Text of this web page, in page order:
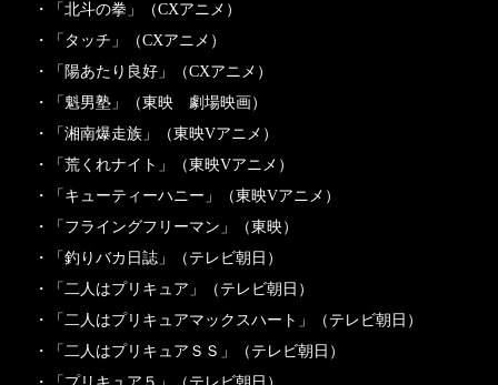
・「北斗の拳」（CXアニメ）
・「タッチ」（CXアニメ）
・「陽あたり良好」（CXアニメ）
・「魁男塾」（東映 劇場映画）
・「湘南爆走族」（東映Vアニメ）
・「荒くれナイト」（東映Vアニメ）
・「キューティーハニー」（東映Vアニメ）
・「フライングフリーマン」（東映）
・「釣りバカ日誌」（テレビ朝日）
・「二人はプリキュア」（テレビ朝日）
・「二人はプリキュアマックスハート」（テレビ朝日）
・「二人はプリキュアＳＳ」（テレビ朝日）